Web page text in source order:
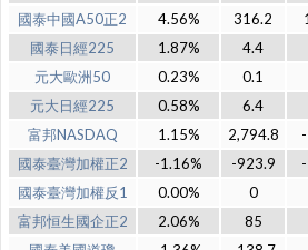
國泰中國A50正2
4.56% 316.2
國泰日經225
1.87% 4.4
元大歐洲50
0.23% 0.1
元大日經225
0.58% 6.4
富邦NASDAQ
1.15% 2,794.8
國泰臺灣加權正2
-1.16% -923.9
國泰臺灣加權反1
0.00% 0
富邦恒生國企正2
2.06% 85